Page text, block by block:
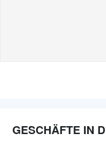
GESCHÄFTE IN